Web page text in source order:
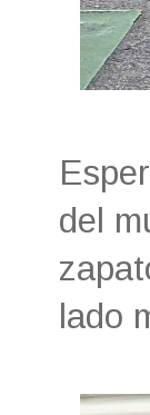
del
lado